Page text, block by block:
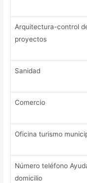
Arquitectura-control
proyectos
Sanidad
Comercio
Oficina turismo
Número teléfono
domicilio